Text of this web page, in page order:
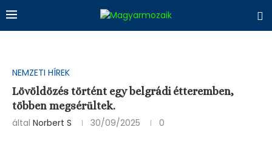
NEMZETI HÍREK
Lövöldözés történt egy belgrádi étteremben,
többen megsérültek.
által Norbert S 30/09/2025 0